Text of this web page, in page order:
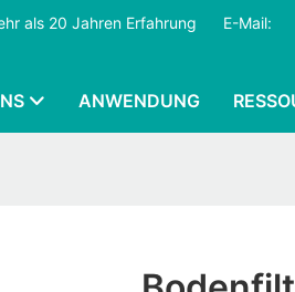
als 20 Jahren Erfahrung
E-Mail:
ANWENDUNG